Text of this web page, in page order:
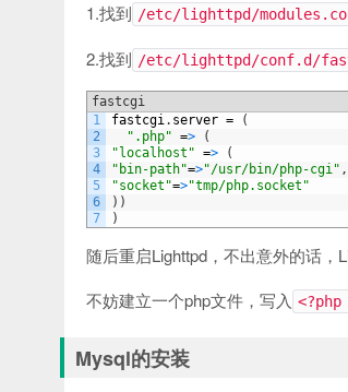
1.找到 /etc/lighttpd/
2.找到 /etc/lighttpd/conf.d/
fastcgi
1
2
3
4
5
6
7
fastcgi. server =
(
".php" =>
(
"localhost" =>
(
"bin-path"=>"/usr/bin/php-cgi" ,
"socket"=>"tmp/php.socket"
) )
)
随后重启Lighttpd，不出意外的话，
不妨建立一个php文件，写入
Mysql的安装